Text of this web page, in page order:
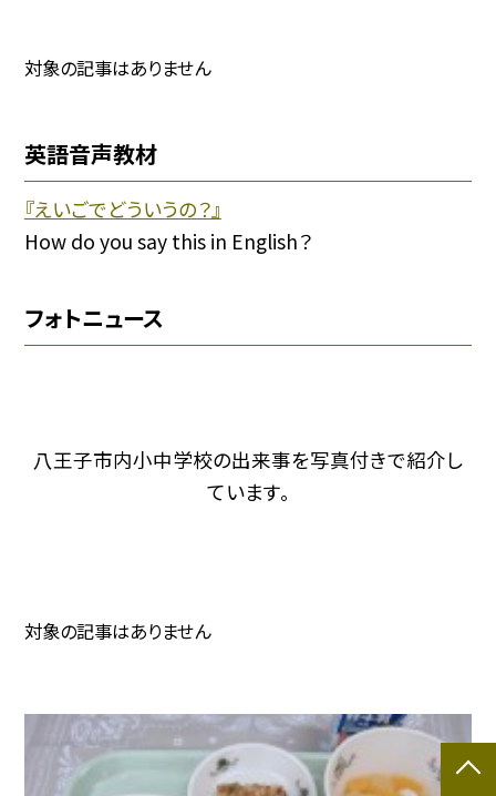
対象の記事はありません
英語音声教材
『えいごでどういうの？』
How do you say this in English？
フォトニュース
八王子市内小中学校の出来事を写真付きで紹介し
ています。
対象の記事はありません